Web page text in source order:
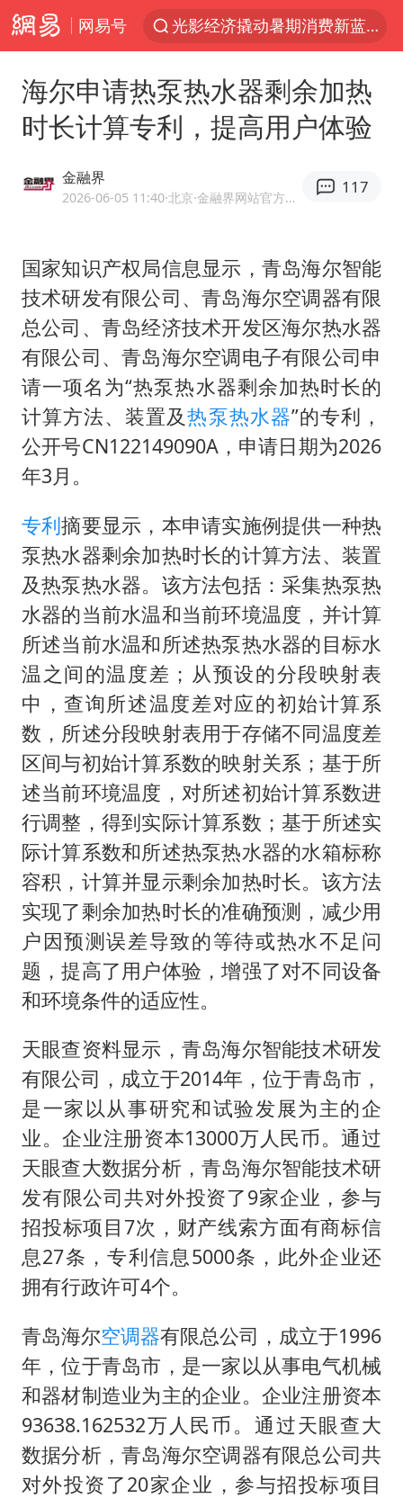
网易号
光影经济撬动暑期消费新蓝海
西湖突现狂风暴雨 游客瞬间被浇透
香港正式允许“拒绝抢救”
情侣平潭拍日出坠崖1死1伤
微信又有新功能，你可以“撤回”你的撤回了！
郑丽文：台湾从来没有“独立”过
几元成本的AI广告导致千万市值蒸发
酒店回应车内过夜被收150元
商场现钱学森巨幅海报 负责人回应
杭州全市有序停课
全民健身事业高质量发展
梁家辉百花奖演讲落泪
乐享全民健身 共筑健康中国
海尔申请热泵热水器剩余加热
时长计算专利，提高用户体验
金融界
2026-06-05 11:40·北京 ·金融界网站官方账号 优质财经领域创作者
117
国家知识产权局信息显示，青岛海尔智能
技术研发有限公司、青岛海尔空调器有限
总公司、青岛经济技术开发区海尔热水器
有限公司、青岛海尔空调电子有限公司申
请一项名为“热泵热水器剩余加热时长的
计算方法、装置及热泵热水器”的专利，
公开号CN122149090A，申请日期为2026
年3月。
专利摘要显示，本申请实施例提供一种热
泵热水器剩余加热时长的计算方法、装置
及热泵热水器。该方法包括：采集热泵热
水器的当前水温和当前环境温度，并计算
所述当前水温和所述热泵热水器的目标水
温之间的温度差；从预设的分段映射表
中，查询所述温度差对应的初始计算系
数，所述分段映射表用于存储不同温度差
区间与初始计算系数的映射关系；基于所
述当前环境温度，对所述初始计算系数进
行调整，得到实际计算系数；基于所述实
际计算系数和所述热泵热水器的水箱标称
容积，计算并显示剩余加热时长。该方法
实现了剩余加热时长的准确预测，减少用
户因预测误差导致的等待或热水不足问
题，提高了用户体验，增强了对不同设备
和环境条件的适应性。
天眼查资料显示，青岛海尔智能技术研发
有限公司，成立于2014年，位于青岛市，
是一家以从事研究和试验发展为主的企
业。企业注册资本13000万人民币。通过
天眼查大数据分析，青岛海尔智能技术研
发有限公司共对外投资了9家企业，参与
招投标项目7次，财产线索方面有商标信
息27条，专利信息5000条，此外企业还
拥有行政许可4个。
青岛海尔空调器有限总公司，成立于1996
年，位于青岛市，是一家以从事电气机械
和器材制造业为主的企业。企业注册资本
93638.162532万人民币。通过天眼查大
数据分析，青岛海尔空调器有限总公司共
对外投资了20家企业，参与招投标项目